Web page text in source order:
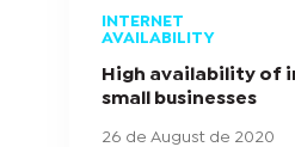
INTERNET
AVAILABILITY
High availability of
small businesses
26 de August de 2020